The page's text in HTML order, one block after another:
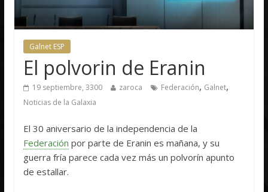
Galnet ESP
El polvorin de Eranin
19 septiembre, 3300 zaroca Federación, Galnet,
Noticias de la Galaxia
El 30 aniversario de la independencia de la
Federación por parte de Eranin es mañana, y su
guerra fría parece cada vez más un polvorín apunto
de estallar.